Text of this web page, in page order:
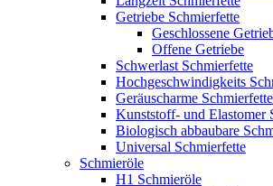
Getriebe Schmierfette
Geschlossene
Offene Getriebe
Schwerlast Schmierfette
Hochgeschwindigkeits
Geräuscharme Schmierfette
Kunststoff- und Elastomer
Biologisch abbaubare
Universal Schmierfette
Schmieröle
H1 Schmieröle